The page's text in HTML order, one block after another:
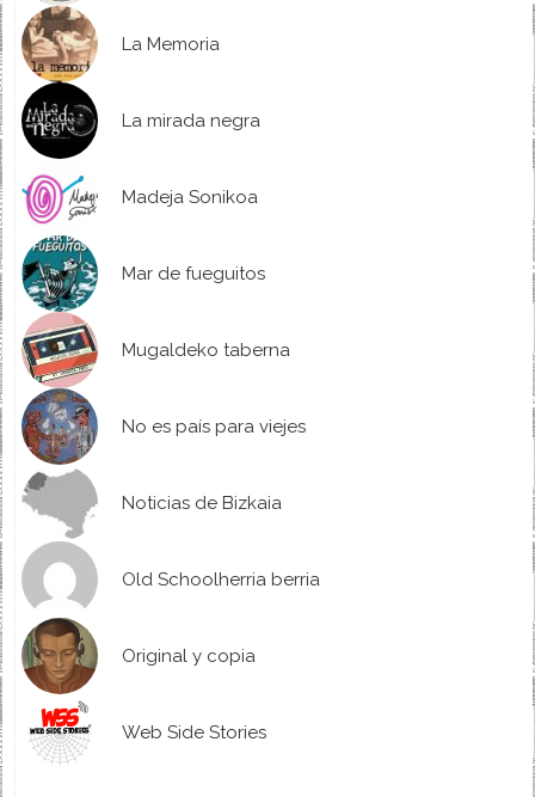
La Memoria
La mirada negra
Madeja Sonikoa
Mar de fueguitos
Mugaldeko taberna
No es país para viejes
Noticias de Bizkaia
Old Schoolherria berria
Original y copia
Web Side Stories